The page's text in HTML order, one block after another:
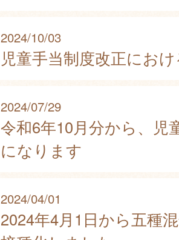
2024/10/03
児童手当制度改正にお
2024/07/29
令和6年10月分から、児
になります
2024/04/01
2024年4月1日から五種